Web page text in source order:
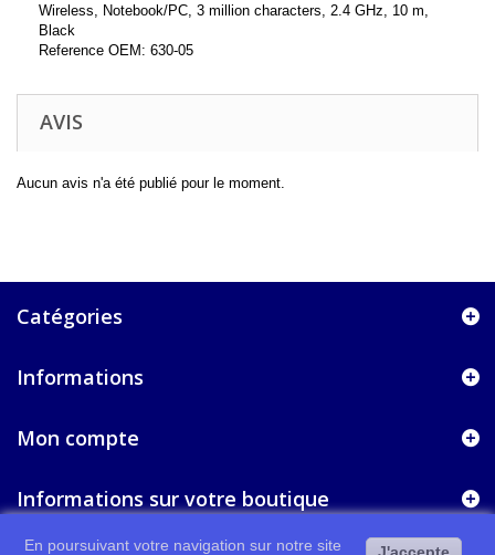
Wireless, Notebook/PC, 3 million characters, 2.4 GHz, 10 m,
Black
Reference OEM: 630-05
AVIS
Aucun avis n'a été publié pour le moment.
Catégories
Informations
Mon compte
Informations sur votre boutique
En poursuivant votre navigation sur notre site